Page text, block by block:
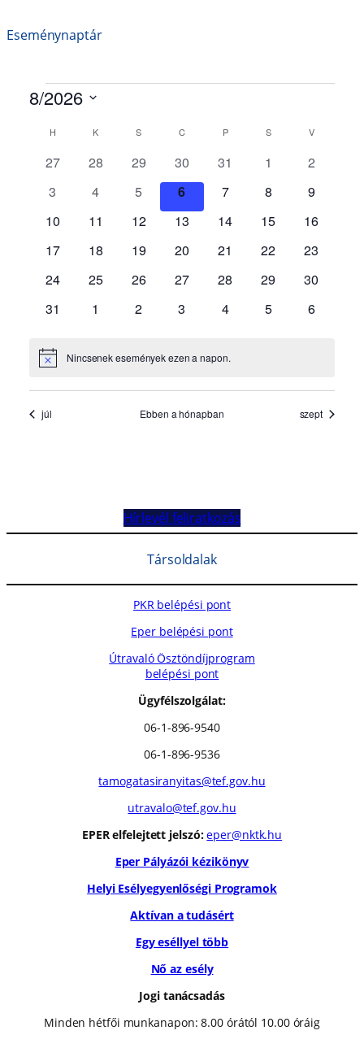
Eseménynaptár
Hírlevél feliratkozás
Társoldalak
PKR belépési pont
Eper belépési pont
Útravaló Ösztöndíjprogram
belépési pont
Ügyfélszolgálat:
06-1-896-9540
06-1-896-9536
tamogatasiranyitas@tef.gov.hu
utravalo@tef.gov.hu
EPER elfelejtett jelszó: eper@nktk.hu
Eper Pályázói kézikönyv
Helyi Esélyegyenlőségi Programok
Aktívan a tudásért
Egy eséllyel több
Nő az esély
Jogi tanácsadás
Minden hétfői munkanapon: 8.00 órától 10.00 óráig